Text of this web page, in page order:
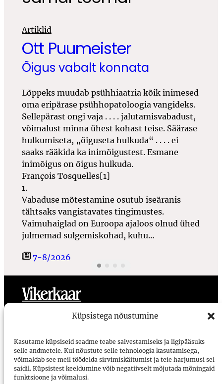
Küpsistega nõustumine
Kasutame küpsiseid seadme teabe salvestamiseks ja ligipääsuks
selle andmetele. Kui nõustute selle tehnoloogia kasutamisega,
võimaldab see meil töödelda sirvimiskäitumist ja teie harjumusi sel
saidil. Küpsistest keeldumine võib negatiivselt mõjutada mõningaid
funktsioone ja võimalusi.
Artiklid
Ott Puumeister
Õigus vabalt konnata
Lõppeks muudab psühhiaatria kõik inimesed
oma eripärase psühhopatoloogia vangideks.
Sellepärast ongi vaja . . . .jalutamisvabadust,
võimalust minna ühest kohast teise. Säärase
hulkumiseta, „õiguseta hulkuda“ . . . .ei
saaks rääkida ka inimõigustest. Esmane
inimõigus on õigus hulkuda.
François Tosquelles[1]
1.
Vabaduse mõtestamine osutub iseäranis
tähtsaks vangistavates tingimustes.
Vaimuhaiglad on Euroopa ajaloos olnud ühed
julmemad sulgemiskohad, kuhu…
7-8/2026
MeistLigipääsetavusKasutustingimused
Vikerkaar
Voorimehe 9, 10146, Tallinn
vikerkaar@vikerkaar.ee